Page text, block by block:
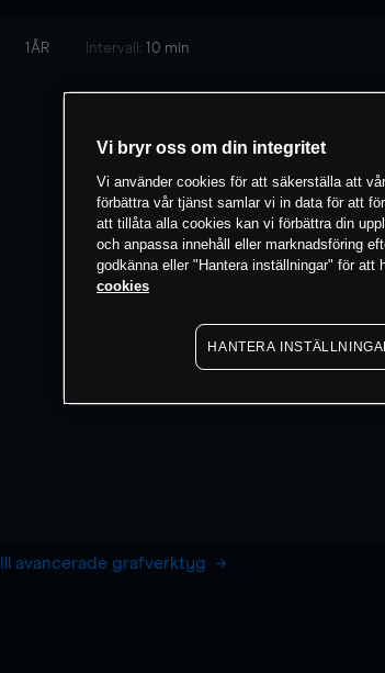
1ÅR Intervall: 10 min
avancerade grafverktyg
Vi bryr oss om din integritet
Vi använder cookies för att säkerställa att
förbättra vår tjänst samlar vi in data för att
att tillåta alla cookies kan vi förbättra din
och anpassa innehåll eller marknadsföring
godkänna eller "Hantera inställningar" för att
cookies
HANTERA